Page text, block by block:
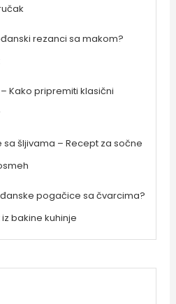
rezanci sa makom?
Kako pripremiti klasični
šljivama – Recept za sočne
pogačice sa čvarcima?
bakine kuhinje